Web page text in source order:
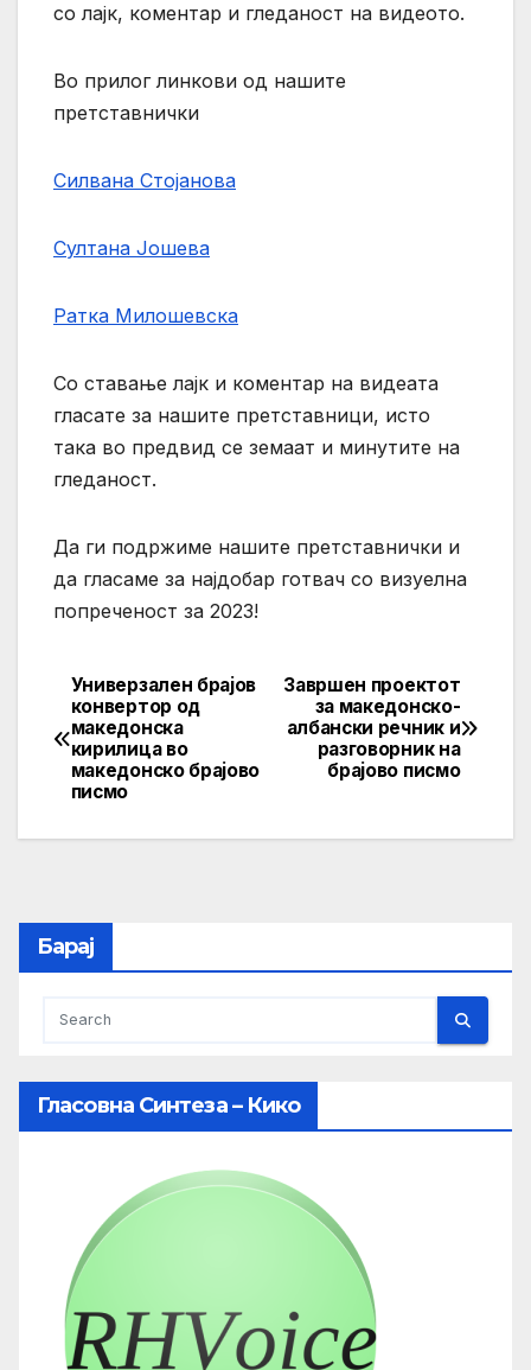
со лајк, коментар и гледаност на видеото.
Во прилог линкови од нашите
претставнички
Силвана Стојанова
Султана Јошева
Ратка Милошевска
Со ставање лајк и коментар на видеата
гласате за нашите претставници, исто
така во предвид се земаат и минутите на
гледаност.
Да ги подржиме нашите претставнички и
да гласаме за најдобар готвач со визуелна
попреченост за 2023!
Post
navigation
Завршен проектот
за македонско-
албански речник и
разговорник на
брајово писмо
Универзален брајов
конвертор од
македонска
кирилица во
македонско брајово
писмо
Барај
Гласовна Синтеза – Кико